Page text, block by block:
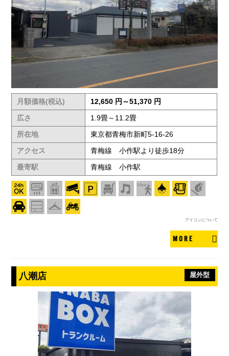
月額価格(税込)
12,650 円～51,370 円
広さ
1.9畳～11.2畳
所在地
東京都青梅市新町5-16-26
アクセス
青梅線 小作駅より徒歩18分
最寄駅
青梅線 小作駅
アイコンについて
MORE
八潮店 屋外型